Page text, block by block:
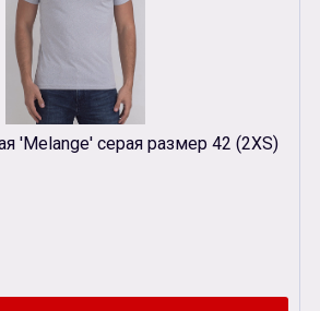
'Melange' серая размер 42 (2XS)